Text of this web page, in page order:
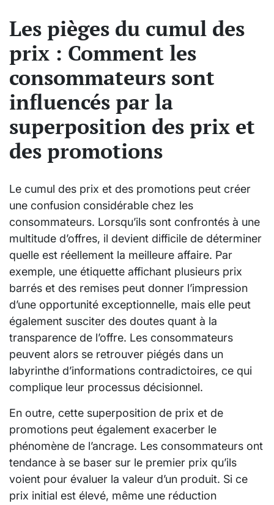
Les pièges du cumul des
prix : Comment les
consommateurs sont
influencés par la
superposition des prix et
des promotions
Le cumul des prix et des promotions peut créer
une confusion considérable chez les
consommateurs. Lorsqu’ils sont confrontés à une
multitude d’offres, il devient difficile de déterminer
quelle est réellement la meilleure affaire. Par
exemple, une étiquette affichant plusieurs prix
barrés et des remises peut donner l’impression
d’une opportunité exceptionnelle, mais elle peut
également susciter des doutes quant à la
transparence de l’offre. Les consommateurs
peuvent alors se retrouver piégés dans un
labyrinthe d’informations contradictoires, ce qui
complique leur processus décisionnel.
En outre, cette superposition de prix et de
promotions peut également exacerber le
phénomène de l’ancrage. Les consommateurs ont
tendance à se baser sur le premier prix qu’ils
voient pour évaluer la valeur d’un produit. Si ce
prix initial est élevé, même une réduction